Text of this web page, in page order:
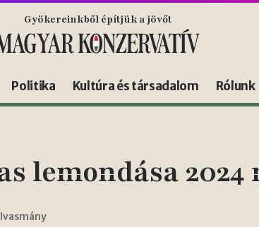
Gyökereinkből építjük a jövőt
Politika Kultúra és társadalom Rólunk
lemondása